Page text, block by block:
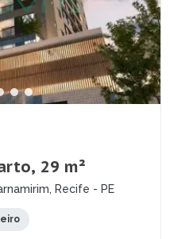
29 m²
Recife - PE